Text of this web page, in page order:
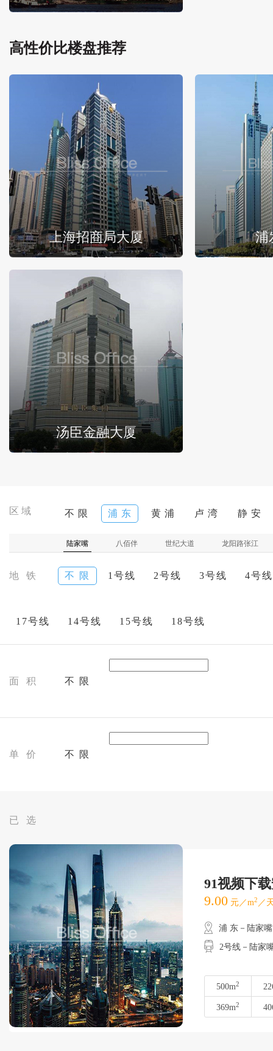
高性价比楼盘推荐
上海招商局大厦 浦
汤臣金融大厦
区域 不 限 浦 东 黄 浦 卢 湾 静 安
陆家嘴 八佰伴 世纪大道 龙阳路张江
地 铁 不 限 1号线 2号线 3号线 4号线
17号线 14号线 15号线 18号线
面 积 不 限
单 价 不 限
已 选
91视频下
9.00 元／m2 ／
浦 东－陆家嘴
2号线－陆家
500m2
369m2